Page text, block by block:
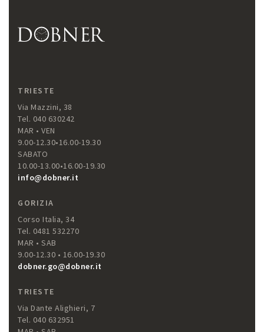
TRIESTE
Via Mazzini, 38
Tel. 040 630242
MAR • VEN
9.00-12.30•16.00-19.30
SABATO
10.00-13.00•16.00-19.30
info@dobner.it
GORIZIA
Corso Italia, 34
Tel. 0481 532270
MAR • SAB
9.00-12.30 • 16.00-19.30
dobner.go@dobner.it
TRIESTE
Via Dante Alighieri, 7
Tel. 040 632951